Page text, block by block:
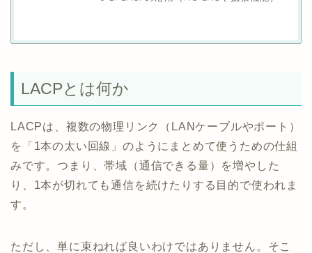
LACPとは何か
LACPは、複数の物理リンク（LANケーブルやポート）
を「1本の太い回線」のようにまとめて使うための仕組
みです。つまり、帯域（通信できる量）を増やした
り、1本が切れても通信を続けたりする目的で使われま
す。
ただし、単に束ねれば良いわけではありません。そこ